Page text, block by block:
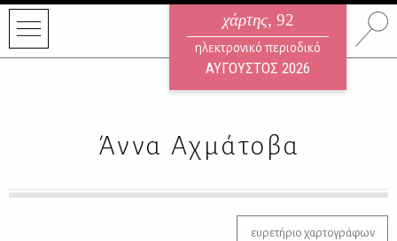
χάρτης, 92
ηλεκτρονικό περιοδικό
ΑΥΓΟΥΣΤΟΣ 2026
Άννα Αχμάτοβα
ευρετήριο χαρτογράφων